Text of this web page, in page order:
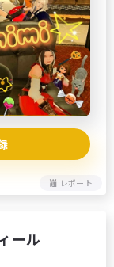
レポート
ール